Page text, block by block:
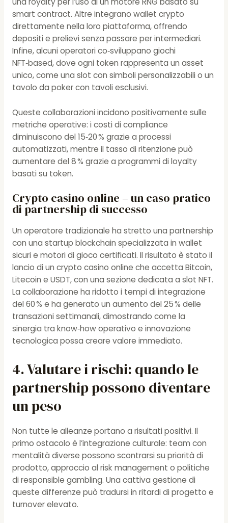
smart contract. Altre integrano wallet crypto
direttamente nella loro piattaforma, offrendo
depositi e prelievi senza passare per intermediari.
Infine, alcuni operatori co‑sviluppano giochi
NFT‑based, dove ogni token rappresenta un asset
unico, come una slot con simboli personalizzabili o un
tavolo da poker con tavoli esclusivi.
Queste collaborazioni incidono positivamente sulle
metriche operative: i costi di compliance
diminuiscono del 15‑20 % grazie a processi
automatizzati, mentre il tasso di ritenzione può
aumentare del 8 % grazie a programmi di loyalty
basati su token.
Crypto casino online – un caso pratico
di partnership di successo
Un operatore tradizionale ha stretto una partnership
con una startup blockchain specializzata in wallet
sicuri e motori di gioco certificati. Il risultato è stato il
lancio di un crypto casino online che accetta Bitcoin,
Litecoin e USDT, con una sezione dedicata a slot NFT.
La collaborazione ha ridotto i tempi di integrazione
del 60 % e ha generato un aumento del 25 % delle
transazioni settimanali, dimostrando come la
sinergia tra know‑how operativo e innovazione
tecnologica possa creare valore immediato.
4. Valutare i rischi: quando le
partnership possono diventare
un peso
Non tutte le alleanze portano a risultati positivi. Il
primo ostacolo è l’integrazione culturale: team con
mentalità diverse possono scontrarsi su priorità di
prodotto, approccio al risk management o politiche
di responsible gambling. Una cattiva gestione di
queste differenze può tradursi in ritardi di progetto e
turnover elevato.